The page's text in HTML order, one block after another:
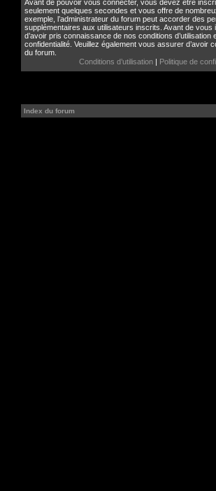
Avant de pouvoir vous connecter, vous devez être
seulement quelques secondes et vous offre de
exemple, l’administrateur du forum peut accorder des
supplémentaires aux utilisateurs inscrits. Avant de
d’avoir pris connaissance de nos conditions d’utilisation
confidentialité. Veuillez également vous assurer d’avoir
du forum.
Conditions d’utilisation | Politique de
Index du forum